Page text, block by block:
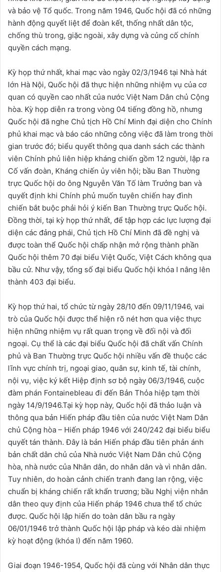
và bảo vệ Tổ quốc. Trong năm 1946, Quốc hội đã có những
hành động quyết liệt để đoàn kết, thống nhất dân tộc,
chống thù trong, giặc ngoài, xây dựng và củng cố chính
quyền cách mạng.
Kỳ họp thứ nhất, khai mạc vào ngày 02/3/1946 tại Nhà hát
lớn Hà Nội, Quốc hội đã thực hiện những nhiệm vụ của cơ
quan có quyền cao nhất của nước Việt Nam Dân chủ Cộng
hòa. Kỳ họp diễn ra trong vòng 04 tiếng đồng hồ, nhưng
Quốc hội đã nghe Chủ tịch Hồ Chí Minh đại diện cho Chính
phủ khai mạc và báo cáo những công việc đã làm trong thời
gian trước đó; biểu quyết thông qua danh sách các thành
viên Chính phủ liên hiệp kháng chiến gồm 12 người, lập ra
Cố vấn đoàn, Kháng chiến ủy viên hội; bầu Ban Thường
trực Quốc hội do ông Nguyễn Văn Tố làm Trưởng ban và
quyết định khi Chính phủ muốn tuyên chiến hay đình
chiến bắt buộc phải hỏi ý kiến Ban Thường trực Quốc hội.
Đồng thời, tại kỳ họp thứ nhất, để tập hợp các lực lượng đại
diện các đảng phái, Chủ tịch Hồ Chí Minh đã đề nghị và
được toàn thể Quốc hội chấp nhận mở rộng thành phần
Quốc hội thêm 70 đại biểu Việt Quốc, Việt Cách không qua
bầu cử. Như vậy, tổng số đại biểu Quốc hội khóa I nâng lên
thành 403 đại biểu.
Kỳ họp thứ hai, tổ chức từ ngày 28/10 đến 09/11/1946, vai
trò của Quốc hội được thể hiện rõ nét hơn qua việc thực
hiện những nhiệm vụ rất quan trọng về đối nội và đối
ngoại. Cụ thể là các đại biểu Quốc hội đã chất vấn Chính
phủ và Ban Thường trực Quốc hội nhiều vấn đề thuộc các
lĩnh vực chính trị, ngoại giao, quân sự, kinh tế, tài chính,
nội vụ, việc ký kết Hiệp định sơ bộ ngày 06/3/1946, cuộc
đàm phán Fontainebleau đi đến Bản Thỏa hiệp tạm thời
ngày 14/9/1946.Tại kỳ họp này, Quốc hội đã thảo luận và
thông qua bản Hiến pháp đầu tiên của nước Việt Nam Dân
chủ Cộng hòa – Hiến pháp 1946 với 240/242 đại biểu biểu
quyết tán thành. Đây là bản Hiến pháp đầu tiên phản ánh
bản chất dân chủ của Nhà nước Việt Nam Dân chủ Cộng
hòa, nhà nước của Nhân dân, do nhân dân và vì nhân dân.
Tuy nhiên, do hoàn cảnh chiến tranh đang lan rộng, việc
chuẩn bị kháng chiến rất khẩn trương; bầu Nghị viện nhân
dân theo quy định của Hiến pháp 1946 chưa thể tổ chức
được. Quốc hội lập hiến do toàn dân bầu ra ngày
06/01/1946 trở thành Quốc hội lập pháp và kéo dài nhiệm
kỳ hoạt động (khóa I) đến năm 1960.
Giai đoạn 1946-1954, Quốc hội đã cùng với Nhân dân thực